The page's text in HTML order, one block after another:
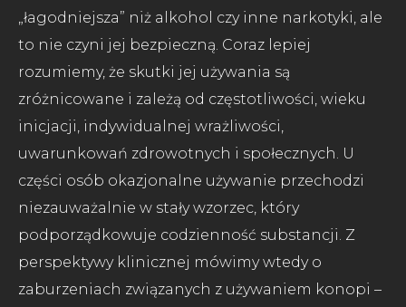
„łagodniejsza” niż alkohol czy inne narkotyki, ale
to nie czyni jej bezpieczną. Coraz lepiej
rozumiemy, że skutki jej używania są
zróżnicowane i zależą od częstotliwości, wieku
inicjacji, indywidualnej wrażliwości,
uwarunkowań zdrowotnych i społecznych. U
części osób okazjonalne używanie przechodzi
niezauważalnie w stały wzorzec, który
podporządkowuje codzienność substancji. Z
perspektywy klinicznej mówimy wtedy o
zaburzeniach związanych z używaniem konopi –